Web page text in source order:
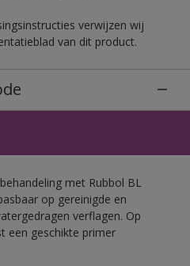
verwijzen wij
van dit product.
met Rubbol BL
op gereinigde en
verflagen. Op
een geschikte primer